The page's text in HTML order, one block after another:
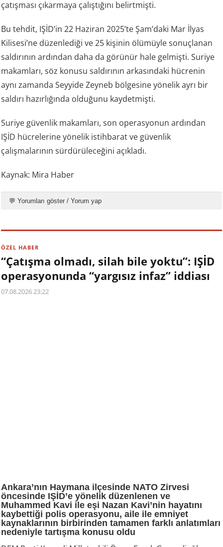
çatışması çıkarmaya çalıştığını belirtmişti.
Bu tehdit, IŞİD’in 22 Haziran 2025’te Şam’daki Mar İlyas
Kilisesi’ne düzenlediği ve 25 kişinin ölümüyle sonuçlanan
saldırının ardından daha da görünür hale gelmişti. Suriye
makamları, söz konusu saldırının arkasındaki hücrenin
aynı zamanda Seyyide Zeyneb bölgesine yönelik ayrı bir
saldırı hazırlığında olduğunu kaydetmişti.
Suriye güvenlik makamları, son operasyonun ardından
IŞİD hücrelerine yönelik istihbarat ve güvenlik
çalışmalarının sürdürüleceğini açıkladı.
Kaynak: Mira Haber
💬 Yorumları göster / Yorum yap
ÖZEL HABER
“Çatışma olmadı, silah bile yoktu”: IŞİD
operasyonunda “yargısız infaz” iddiası
07.08.2026 23:22
Ankara’nın Haymana ilçesinde NATO Zirvesi
öncesinde IŞİD’e yönelik düzenlenen ve
Muhammed Kavi ile eşi Nazan Kavi’nin hayatını
kaybettiği polis operasyonu, aile ile emniyet
kaynaklarının birbirinden tamamen farklı anlatımları
nedeniyle tartışma konusu oldu